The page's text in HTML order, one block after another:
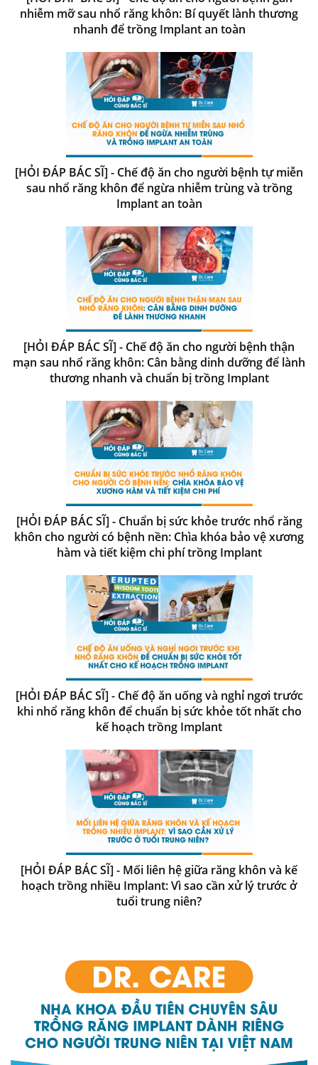
nhiễm mỡ sau nhổ răng khôn: Bí quyết lành thương
nhanh để trồng Implant an toàn
[HỎI ĐÁP BÁC SĨ] - Chế độ ăn cho người bệnh tự miễn
sau nhổ răng khôn để ngừa nhiễm trùng và trồng
Implant an toàn
[HỎI ĐÁP BÁC SĨ] - Chế độ ăn cho người bệnh thận
mạn sau nhổ răng khôn: Cân bằng dinh dưỡng để lành
thương nhanh và chuẩn bị trồng Implant
[HỎI ĐÁP BÁC SĨ] - Chuẩn bị sức khỏe trước nhổ răng
khôn cho người có bệnh nền: Chìa khóa bảo vệ xương
hàm và tiết kiệm chi phí trồng Implant
[HỎI ĐÁP BÁC SĨ] - Chế độ ăn uống và nghỉ ngơi trước
khi nhổ răng khôn để chuẩn bị sức khỏe tốt nhất cho
kế hoạch trồng Implant
[HỎI ĐÁP BÁC SĨ] - Mối liên hệ giữa răng khôn và kế
hoạch trồng nhiều Implant: Vì sao cần xử lý trước ở
tuổi trung niên?